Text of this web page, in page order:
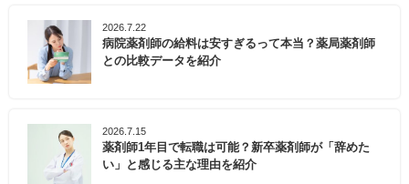
2026.7.22
病院薬剤師の給料は安すぎるって本当？薬局薬剤師
との比較データを紹介
2026.7.15
薬剤師1年目で転職は可能？新卒薬剤師が「辞めた
い」と感じる主な理由を紹介